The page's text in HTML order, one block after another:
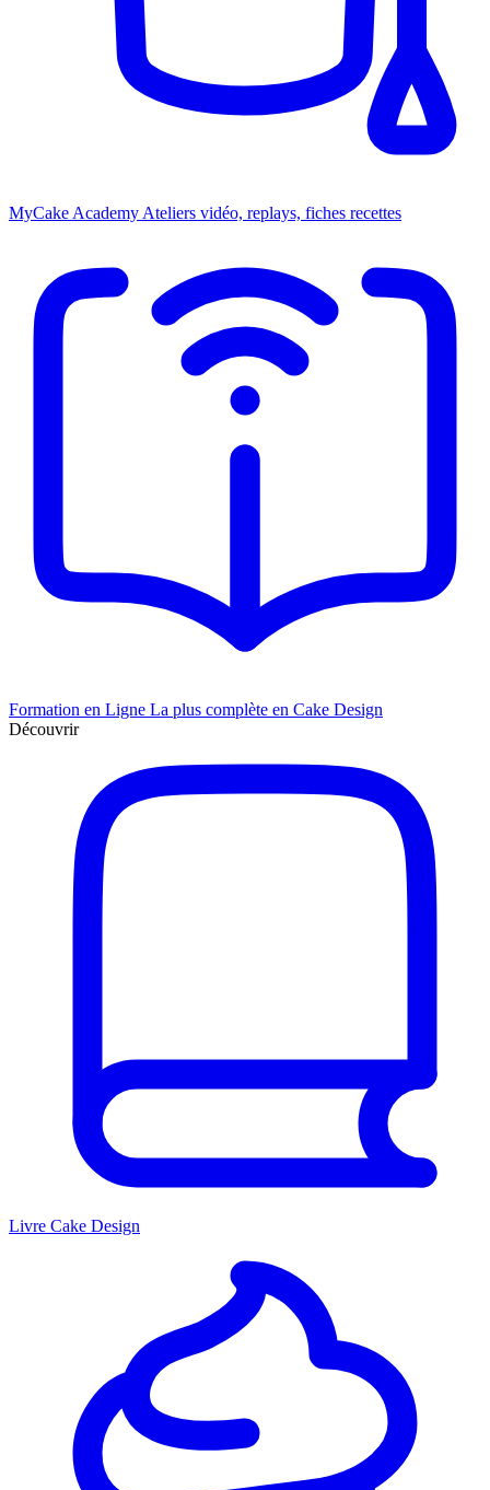
MyCake Academy Ateliers vidéo, replays, fiches recettes
Formation en Ligne La plus complète en Cake Design
Découvrir
Livre Cake Design